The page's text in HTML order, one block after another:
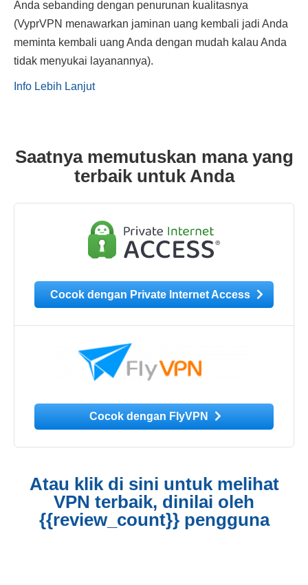
Anda sebanding dengan penurunan kualitasnya
(VyprVPN menawarkan jaminan uang kembali jadi Anda
meminta kembali uang Anda dengan mudah kalau Anda
tidak menyukai layanannya).
Info Lebih Lanjut
Saatnya memutuskan mana yang
terbaik untuk Anda
Cocok dengan Private Internet Access
Cocok dengan FlyVPN
Atau klik di sini untuk melihat
VPN terbaik, dinilai oleh
{{review_count}} pengguna